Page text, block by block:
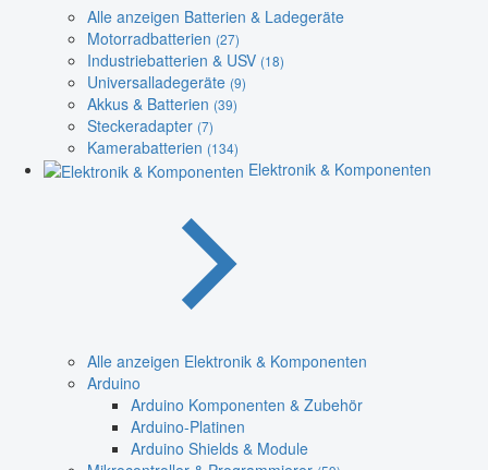
Alle anzeigen Batterien & Ladegeräte
Motorradbatterien (27)
Industriebatterien & USV (18)
Universalladegeräte (9)
Akkus & Batterien (39)
Steckeradapter (7)
Kamerabatterien (134)
Elektronik & Komponenten
Alle anzeigen Elektronik & Komponenten
Arduino
Arduino Komponenten & Zubehör
Arduino-Platinen
Arduino Shields & Module